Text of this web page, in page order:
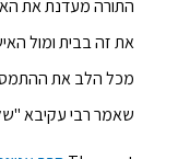
התורה מעדנת את
את זה בבית ומול
מכל הלב את
שאמר רבי עקיבא